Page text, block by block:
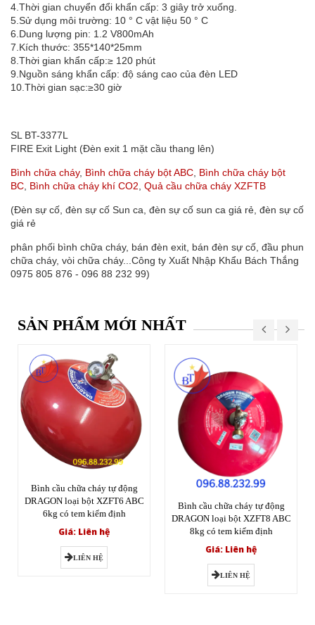
4.Thời gian chuyển đổi khẩn cấp: 3 giây trở xuống.
5.Sử dụng môi trường: 10 ° C vật liệu 50 ° C
6.Dung lượng pin: 1.2 V800mAh
7.Kích thước: 355*140*25mm
8.Thời gian khẩn cấp:≥ 120 phút
9.Nguồn sáng khẩn cấp: độ sáng cao của đèn LED
10.Thời gian sạc:≥30 giờ
SL BT-3377L
FIRE Exit Light (Đèn exit 1 mặt cầu thang lên)
Bình chữa cháy, Bình chữa cháy bột ABC Bình chữa cháy bột
BC Bình chữa cháy khí CO2 Quả cầu chữa cháy XZFTB
(Đèn sự cố, đèn sự cố Sun ca, đèn sự cố sun ca giá rẻ, đèn sự cố
giá rẻ
phân phối bình chữa cháy, bán đèn exit, bán đèn sự cố, đầu phun
chữa cháy, vòi chữa cháy...Công ty Xuất Nhập Khẩu Bách Thắng
0975 805 876 - 096 88 232 99)
SẢN PHẨM MỚI NHẤT
Bình cầu chữa cháy tự động
DRAGON loại bột XZFT6 ABC
6kg có tem kiểm định
Giá: Liên hệ
LIÊN HỆ
Bình cầu chữa cháy tự động
DRAGON loại bột XZFT8 ABC
8kg có tem kiểm định
Giá: Liên hệ
LIÊN HỆ